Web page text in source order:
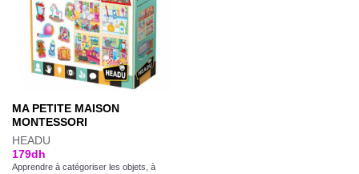
MA PETITE MAISON
MONTESSORI
HEADU
179dh
Apprendre à catégoriser les objets, à